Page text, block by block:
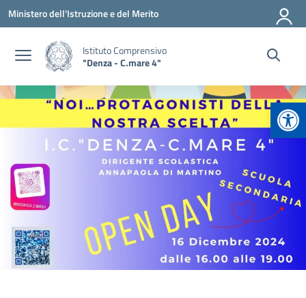
Vai ai contenuti
Vai al menu di navigazione
Vai al footer
Ministero dell'Istruzione e del Merito
Istituto Comprensivo
"Denza - C.mare 4"